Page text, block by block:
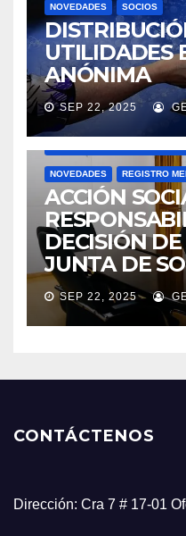
NOVEDADES SOCIOS
UTILIDADES
ANÓNIMA
SEP 22, 2025
ACTAS ASAMBLEAS
NOVEDADES REGISTRO
ACCIÓN
DECISIÓN
JUNTA DE
SEP 22, 2025
CONTÁCTENOS
Dirección: Cra 7 # 17-01